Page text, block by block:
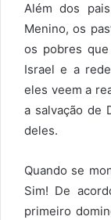
Além dos
Menino, os
os pobres
Israel e a
eles veem a
a salvação de
deles.
Quando se
Sim! De
primeiro